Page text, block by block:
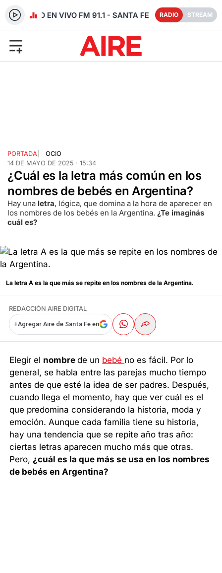
RADIO EN VIVO FM 91.1 - SANTA FE RADIO STREAM
PORTADA
OCIO
14 DE MAYO DE 2025 · 15:34
¿Cuál es la letra más común en los
nombres de bebés en Argentina?
Hay una letra, lógica, que domina a la hora de aparecer en
los nombres de los bebés en la Argentina. ¿Te imaginás
cuál es?
La letra A es la que más se repite en los nombres de la Argentina.
REDACCIÓN AIRE DIGITAL
+Agregar Aire de Santa Fe en
Elegir el nombrede un bebé no es fácil. Por lo
general, se habla entre las parejas mucho tiempo
antes de que esté la idea de ser padres. Después,
cuando llega el momento, hay que ver cuál es el
que predomina considerando la historia, moda y
emoción. Aunque cada familia tiene su historia,
hay una tendencia que se repite año tras año:
ciertas letras aparecen mucho más que otras.
Pero,¿cuál es la que más se usa en los nombres
de bebés en Argentina?